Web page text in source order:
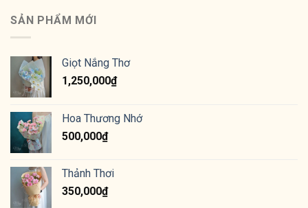
SẢN PHẨM MỚI
Giọt Nắng Thơ
1,250,000₫
Hoa Thương Nhớ
500,000₫
Thảnh Thơi
350,000₫